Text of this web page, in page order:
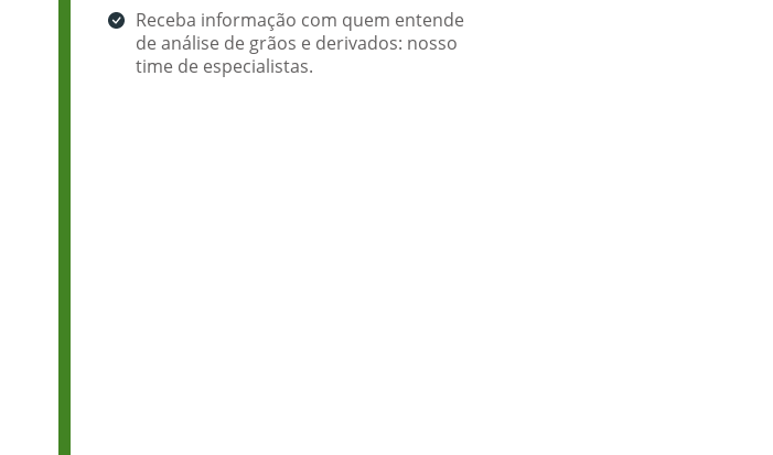
Receba informação com quem entende
de análise de grãos e derivados: nosso
time de especialistas.